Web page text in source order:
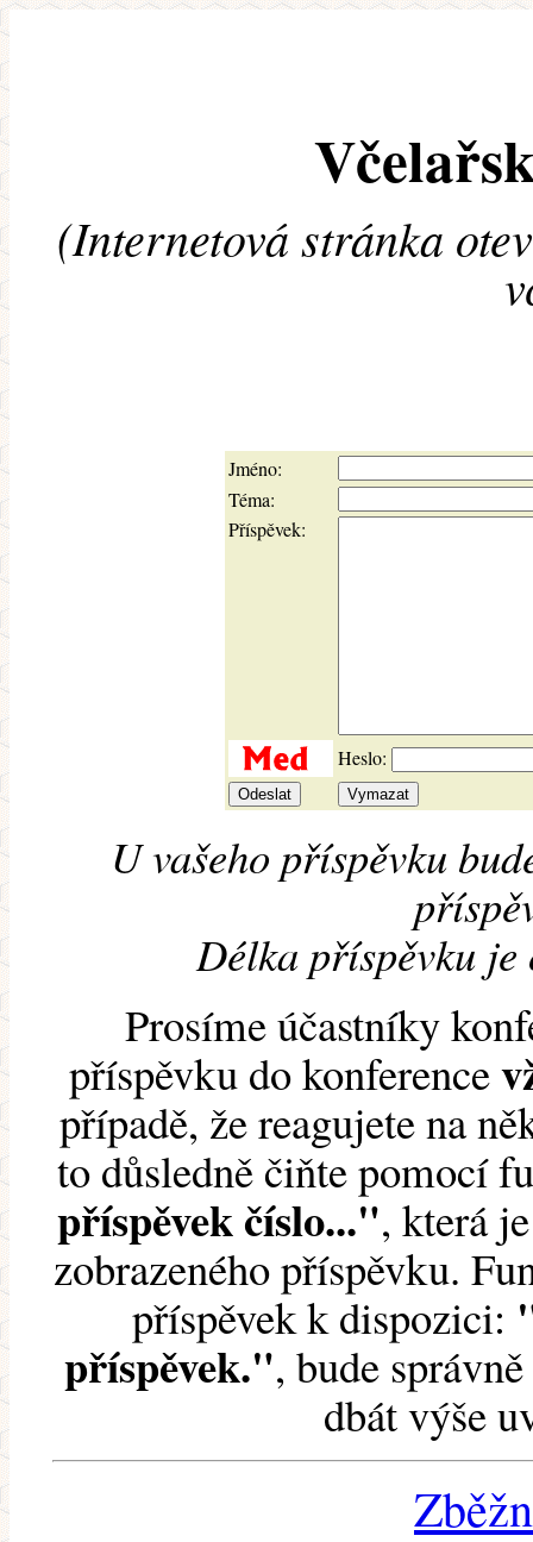
(Internetová stránka
Jméno:
Téma:
Příspěvek:
Heslo:
U vašeho příspěvku
Délka příspěvku je
Prosíme účastníky
příspěvku do konference
případě, že reagujete na
to důsledně čiňte pomocí
příspěvek číslo...", která
zobrazeného příspěvku.
příspěvek k dispozici:
příspěvek.", bude
dbát výše